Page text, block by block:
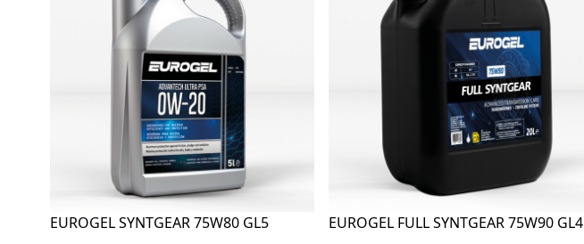
EUROGEL SYNTGEAR 75W80 GL5 EUROGEL FULL SYNTGEAR 75W90 GL4